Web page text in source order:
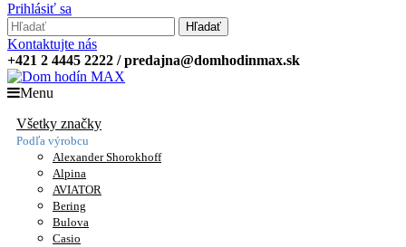
Prihlásiť sa
Hľadať
Kontaktujte nás
+421 2 4445 2222 / predajna@domhodinmax.sk
Menu
Všetky značky
Podľa výrobcu
Alexander Shorokhoff
Alpina
AVIATOR
Bering
Bulova
Casio